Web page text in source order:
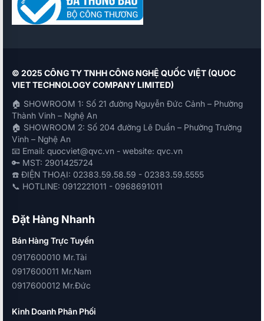
© 2025 CÔNG TY TNHH CÔNG NGHỆ QUỐC VIỆT (QUOC
VIET TECHNOLOGY COMPANY LIMITED)
🏠 SHOWROOM 1: Số 21 đường Nguyễn Đức Cảnh – Phường
Thành Vinh – Nghệ An
🏠 SHOWROOM 2: Số 204 đường Lê Duẩn – Phường Trường
Vinh – Nghệ An
📧 Email: quocviet@qvc.vn - website: qvc.vn
🔑 MST: 2901425724
☎️ ĐIỆN THOẠI: 02383.59.58.59 - 02383.59.5555
📞 HOTLINE: 0912221011 - 0968691011
Đặt Hàng Nhanh
Bán Hàng Trực Tuyến
0917600010 Mr.Tài
0917600011 Mr.Nam
0917600012 Mr.Đức
Kinh Doanh Phân Phối